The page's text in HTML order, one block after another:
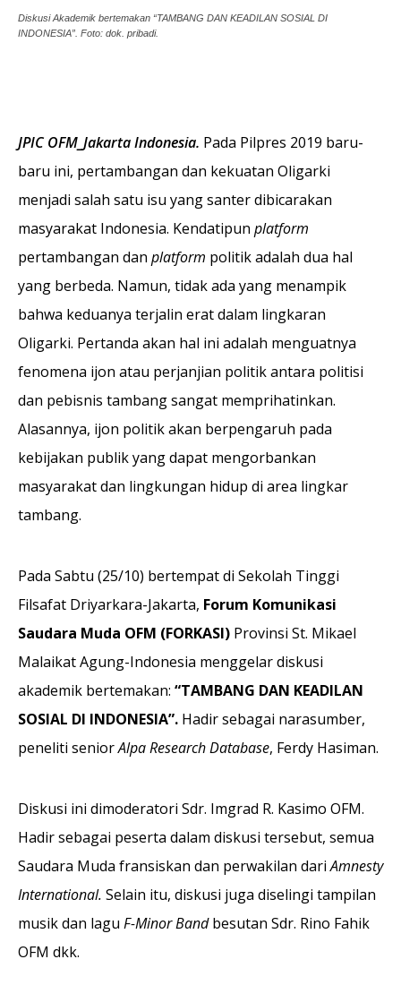
Diskusi Akademik bertemakan “TAMBANG DAN KEADILAN SOSIAL DI
INDONESIA”. Foto: dok. pribadi.
JPIC OFM_Jakarta Indonesia. Pada Pilpres 2019 baru-
baru ini, pertambangan dan kekuatan Oligarki
menjadi salah satu isu yang santer dibicarakan
masyarakat Indonesia. Kendatipun platform
pertambangan dan platform politik adalah dua hal
yang berbeda. Namun, tidak ada yang menampik
bahwa keduanya terjalin erat dalam lingkaran
Oligarki. Pertanda akan hal ini adalah menguatnya
fenomena ijon atau perjanjian politik antara politisi
dan pebisnis tambang sangat memprihatinkan.
Alasannya, ijon politik akan berpengaruh pada
kebijakan publik yang dapat mengorbankan
masyarakat dan lingkungan hidup di area lingkar
tambang.
Pada Sabtu (25/10) bertempat di Sekolah Tinggi
Filsafat Driyarkara-Jakarta, Forum Komunikasi
Saudara Muda OFM (FORKASI) Provinsi St. Mikael
Malaikat Agung-Indonesia menggelar diskusi
akademik bertemakan: “TAMBANG DAN KEADILAN
SOSIAL DI INDONESIA”. Hadir sebagai narasumber,
peneliti seniorAlpa Research Database, Ferdy Hasiman.
Diskusi ini dimoderatori Sdr. Imgrad R. Kasimo OFM.
Hadir sebagai peserta dalam diskusi tersebut, semua
Saudara Muda fransiskan dan perwakilan dariAmnesty
International. Selain itu, diskusi juga diselingi tampilan
musik dan lagu F-Minor Bandbesutan Sdr. Rino Fahik
OFM dkk.